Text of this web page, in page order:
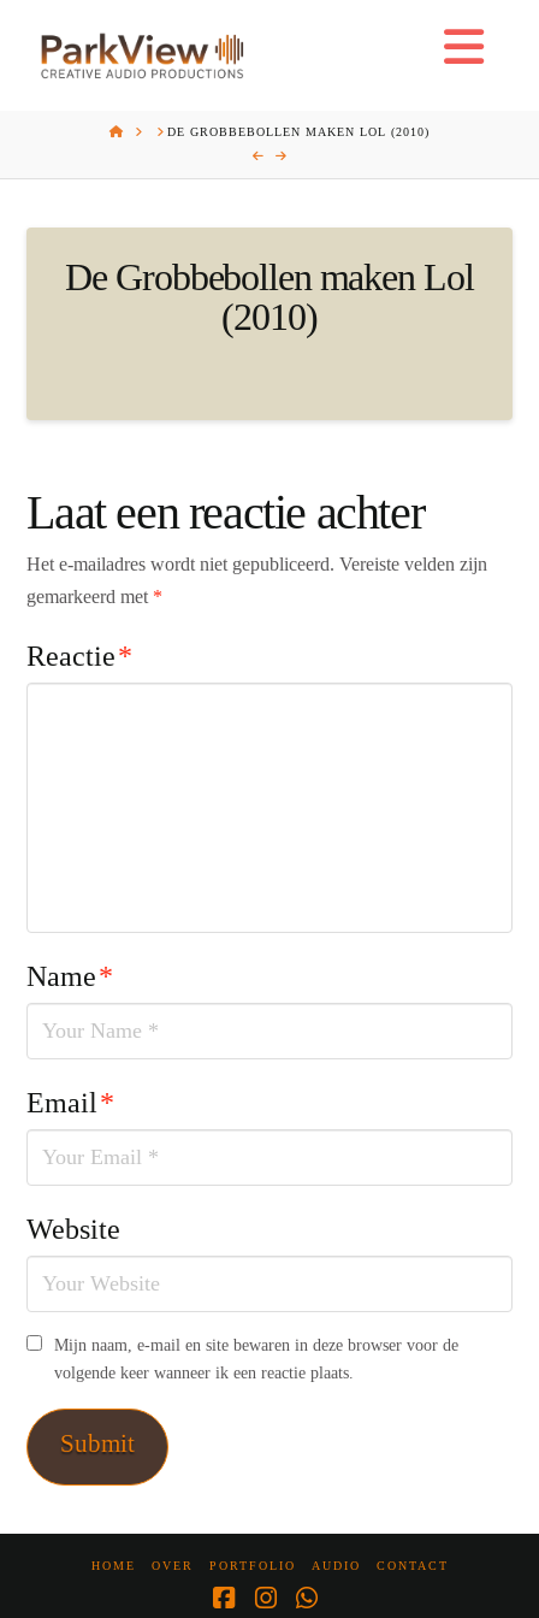
HOME DE GROBBEBOLLEN MAKEN LOL (2010)
De Grobbebollen maken Lol
(2010)
Laat een reactie achter
Het e-mailadres wordt niet gepubliceerd. Vereiste velden zijn
gemarkeerd met *
Reactie*
Name*
Email*
Website
Mijn naam, e-mail en site bewaren in deze browser voor de
volgende keer wanneer ik een reactie plaats.
HOME OVER PORTFOLIO AUDIO CONTACT